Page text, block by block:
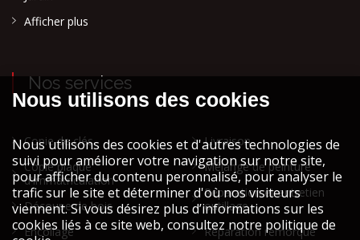
Afficher plus
Nos services
Copie de clés
Copie plaque
d'immatriculation
Découpe de bois
Encollage
Livraison
Mélange de peinture
Réparation et entretien
outillage
Réparation remorque